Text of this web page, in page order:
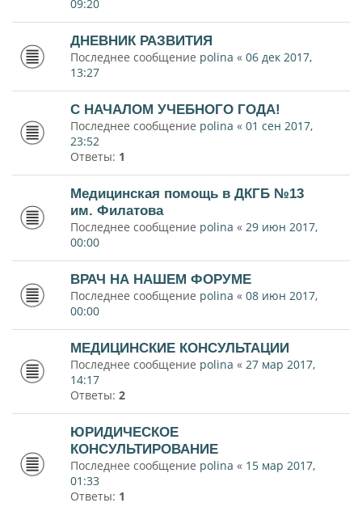
09:20
ДНЕВНИК РАЗВИТИЯ
Последнее сообщение polina « 06 дек 2017,
13:27
С НАЧАЛОМ УЧЕБНОГО ГОДА!
Последнее сообщение polina « 01 сен 2017,
23:52
Ответы: 1
Медицинская помощь в ДКГБ №13
им. Филатова
Последнее сообщение polina « 29 июн 2017,
00:00
ВРАЧ НА НАШЕМ ФОРУМЕ
Последнее сообщение polina « 08 июн 2017,
00:00
МЕДИЦИНСКИЕ КОНСУЛЬТАЦИИ
Последнее сообщение polina « 27 мар 2017,
14:17
Ответы: 2
ЮРИДИЧЕСКОЕ
КОНСУЛЬТИРОВАНИЕ
Последнее сообщение polina « 15 мар 2017,
01:33
Ответы: 1